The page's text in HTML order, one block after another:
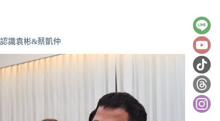
認識袁彬&蔡凱仲